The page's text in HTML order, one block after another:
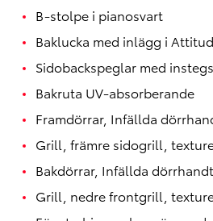
B-stolpe i pianosvart
Baklucka med inlägg i
Sidobackspeglar med
Bakruta UV-absorberande
Framdörrar, Infällda
Grill, främre sidogrill,
Bakdörrar, Infällda
Grill, nedre frontgrill,